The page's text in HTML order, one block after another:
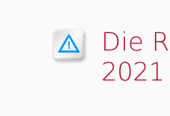
Die
2021